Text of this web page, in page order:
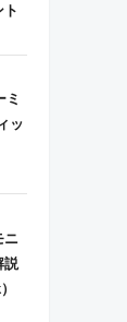
ト
ミ
ッ
ニ
説